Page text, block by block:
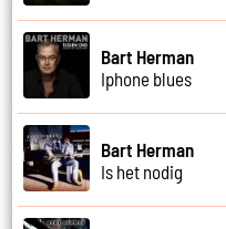
Bart Herman
Iphone blues
Bart Herman
Is het nodig